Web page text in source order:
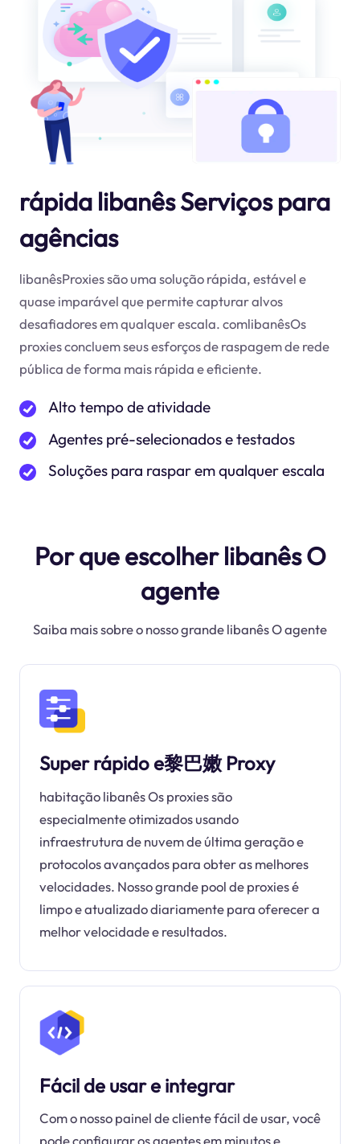
rápida libanês Serviços para
agências
libanêsProxies são uma solução rápida, estável e
quase imparável que permite capturar alvos
desafiadores em qualquer escala. comlibanêsOs
proxies concluem seus esforços de raspagem de rede
pública de forma mais rápida e eficiente.
Alto tempo de atividade
Agentes pré-selecionados e testados
Soluções para raspar em qualquer escala
Por que escolher libanês O
agente
Saiba mais sobre o nosso grande libanês O agente
Super rápido e黎巴嫩 Proxy
habitação libanês Os proxies são
especialmente otimizados usando
infraestrutura de nuvem de última geração e
protocolos avançados para obter as melhores
velocidades. Nosso grande pool de proxies é
limpo e atualizado diariamente para oferecer a
melhor velocidade e resultados.
Fácil de usar e integrar
Com o nosso painel de cliente fácil de usar, você